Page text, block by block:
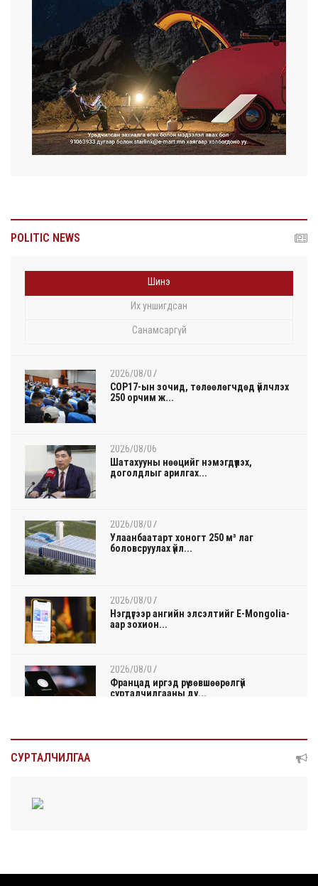
POLITIC NEWS
Шинэ
Их уншигдсан
Санамсаргүй
2026/08/07
COP17-ын зочид, төлөөлөгчдөд үйлчлэх
250 орчим ж...
2026/08/06
Шатахууны нөөцийг нэмэгдүүлэх,
доголдлыг арилгах...
2026/08/07
Улаанбаатарт хоногт 250 м³ лаг
боловсруулах үйл...
2026/08/07
Нэгдүгээр ангийн элсэлтийг E-Mongolia-
аар зохион...
2026/08/07
Францад иргэд рүү зөвшөөрөлгүй
сурталчилгааны ду...
2026/08/07
СУРТАЛЧИЛГАА